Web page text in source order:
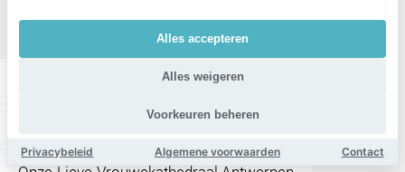
Verona
Zaowang
Alles accepteren
Alles weigeren
Voorkeuren beheren
Privacybeleid Algemene voorwaarden Contact